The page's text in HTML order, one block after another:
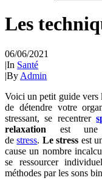
Les
06/06/2021
|In Santé
|By Admin
Voici un petit guide vers
de détendre votre
stressant, se recentrer
relaxation est une
destress. Le stress est
cause un nombre
se ressourcer
méthodes par les sons